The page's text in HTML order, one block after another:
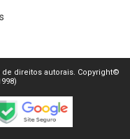
direitos autorais. Copyright©